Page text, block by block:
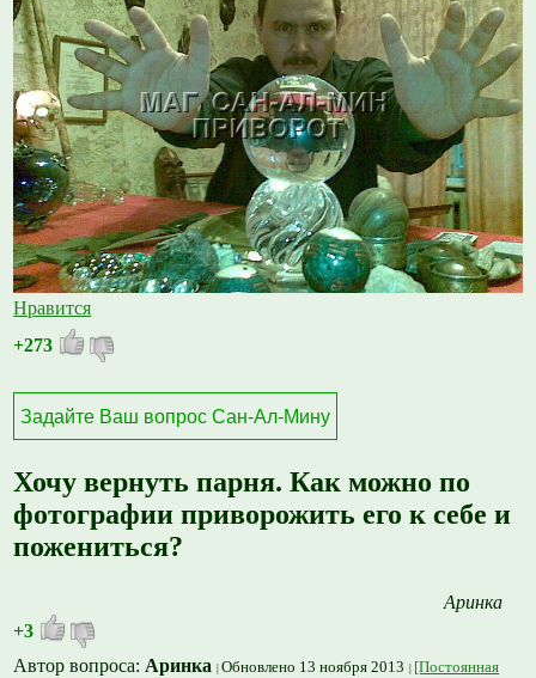
Нравится
+273
Задайте Ваш вопрос Сан-Ал-Мину
Хочу вернуть парня. Как можно по
фотографии приворожить его к себе и
пожениться?
Аринка
+3
Автор вопроса: Аринка Обновлено 13 ноября 2013
[Постоянная